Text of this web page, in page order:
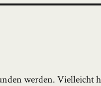
werden. Vielleicht